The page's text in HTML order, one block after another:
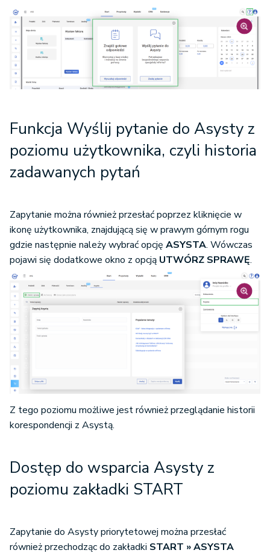
Funkcja Wyślij pytanie do Asysty z
poziomu użytkownika, czyli historia
zadawanych pytań
Zapytanie można również przesłać poprzez kliknięcie w
ikonę użytkownika, znajdującą się w prawym górnym rogu
gdzie następnie należy wybrać opcję ASYSTA. Wówczas
pojawi się dodatkowe okno z opcją UTWÓRZ SPRAWĘ.
Z tego poziomu możliwe jest również przeglądanie historii
korespondencji z Asystą.
Dostęp do wsparcia Asysty z
poziomu zakładki START
Zapytanie do Asysty priorytetowej można przesłać
również przechodząc do zakładki START » ASYSTA